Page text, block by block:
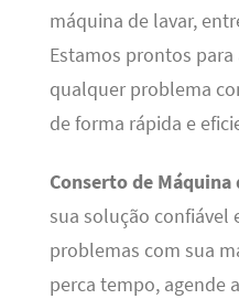
máquina de lavar,
Estamos prontos
qualquer problema
de forma rápida e
Conserto de Máquina
sua solução confiável
problemas com sua
perca tempo, agende